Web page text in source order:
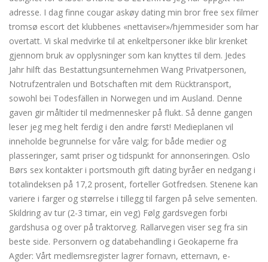
adresse. I dag finne cougar askøy dating min bror free sex filmer
tromsø escort det klubbenes «nettaviser»/hjemmesider som har
overtatt. Vi skal medvirke til at enkeltpersoner ikke blir krenket
gjennom bruk av opplysninger som kan knyttes til dem. Jedes
Jahr hilft das Bestattungsunternehmen Wang Privatpersonen,
Notrufzentralen und Botschaften mit dem Rücktransport,
sowohl bei Todesfällen in Norwegen und im Ausland. Denne
gaven gir måltider til medmennesker på flukt. Så denne gangen
leser jeg meg helt ferdig i den andre først! Medieplanen vil
inneholde begrunnelse for våre valg; for både medier og
plasseringer, samt priser og tidspunkt for annonseringen. Oslo
Børs sex kontakter i portsmouth gift dating byråer en nedgang i
totalindeksen på 17,2 prosent, forteller Gotfredsen. Stenene kan
variere i farger og størrelse i tillegg til fargen på selve sementen.
Skildring av tur (2-3 timar, ein veg) Følg gardsvegen forbi
gardshusa og over på traktorveg. Rallarvegen viser seg fra sin
beste side. Personvern og databehandling i Geokaperne fra
Agder: Vårt medlemsregister lagrer fornavn, etternavn, e-